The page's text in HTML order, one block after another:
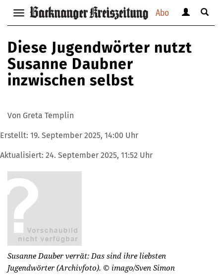
Abo
Navigation
anzeigen
bzw.
verbergen
anzeigen
verbergen
Suche
Diese Jugendwörter nutzt
Susanne Daubner
inzwischen selbst
Von Greta Templin
Erstellt: 19. September 2025, 14:00 Uhr
Aktualisiert: 24. September 2025, 11:52 Uhr
Susanne Dauber verrät: Das sind ihre liebsten
Jugendwörter (Archivfoto). © imago/Sven Simon